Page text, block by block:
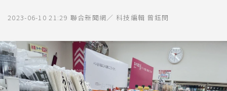
2023-06-10 21:29 聯合新聞網／ 科技編輯 曾鈺閔